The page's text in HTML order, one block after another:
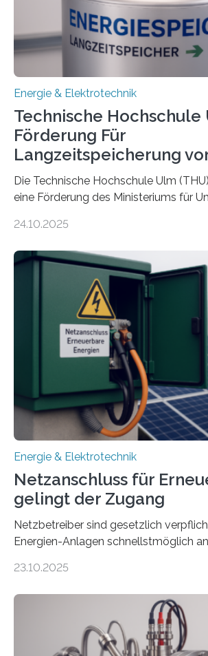
Energie & Elektrotechnik
Technische Hochschule
Förderung Für
Langzeitspeicherung
Die Technische Hochschule Ulm
eine Förderung des Ministeriums für
Forschungsprojekt „LAGER –
Quartieren“ eingeworben. Ziel des
Entwicklung, Erprobung und
Konzepten zur langfristigen
sektorübergreifend vernetzten
Projekt startete am 15. Oktober
von drei Jahren und ein
Millionen Euro, wovon 2,6 Millionen
Ministerium für Umwelt, Klima und…
24.10.2025
Energie & Elektrotechnik
Netzanschluss für
gelingt der Zugang
Netzbetreiber sind gesetzlich
Energien-Anlagen schnellstmöglich
ermöglichen. Doch der dafür nötige
einem „Anschlussstau“. Die Stiftung
Umweltenergierecht hat den
neuen Bericht für die Praxis
23.10.2025